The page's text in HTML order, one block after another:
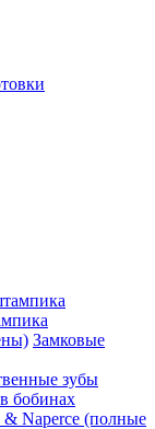
Замковые
зубы
бобинах
& Naperce (полные